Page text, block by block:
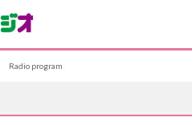
Radio program